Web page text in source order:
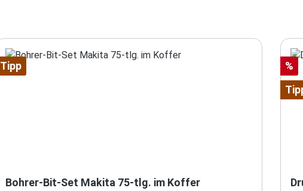
Tipp
Bohrer-Bit-Set Makita 75-tlg. im Koffer
%